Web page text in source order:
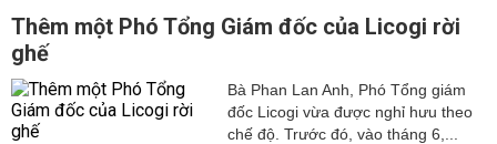
Thêm một Phó Tổng Giám đốc của Licogi rời
ghế
Bà Phan Lan Anh, Phó Tổng giám
đốc Licogi vừa được nghỉ hưu theo
chế độ. Trước đó, vào tháng 6,...